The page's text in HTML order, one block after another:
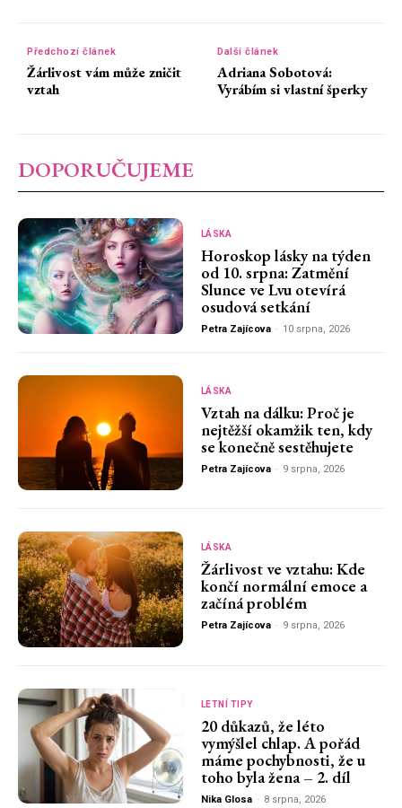
Předchozí článek
Žárlivost vám může zničit
vztah
Další článek
Adriana Sobotová:
Vyrábím si vlastní šperky
DOPORUČUJEME
LÁSKA
Horoskop lásky na týden
od 10. srpna: Zatmění
Slunce ve Lvu otevírá
osudová setkání
Petra Zajícova - 10 srpna, 2026
LÁSKA
Vztah na dálku: Proč je
nejtěžší okamžik ten, kdy
se konečně sestěhujete
Petra Zajícova - 9 srpna, 2026
LÁSKA
Žárlivost ve vztahu: Kde
končí normální emoce a
začíná problém
Petra Zajícova - 9 srpna, 2026
LETNÍ TIPY
20 důkazů, že léto
vymýšlel chlap. A pořád
máme pochybnosti, že u
toho byla žena – 2. díl
Nika Glosa - 8 srpna, 2026